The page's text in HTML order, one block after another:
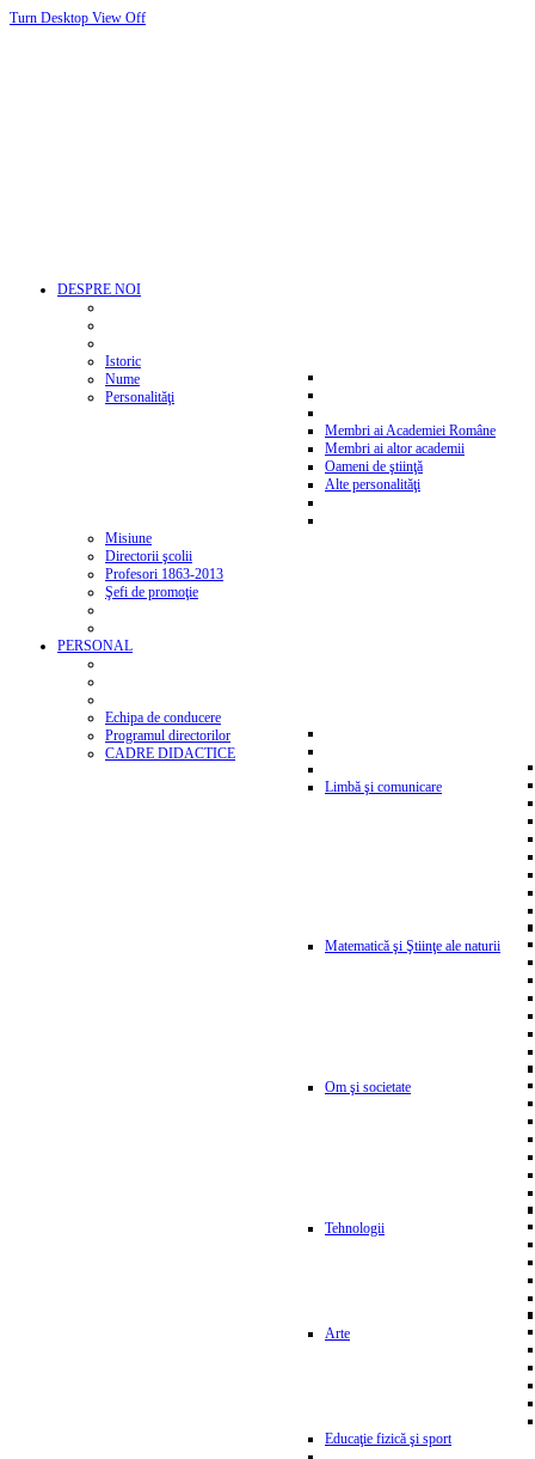
Turn Desktop View Off
DESPRE NOI
Istoric
Nume
Personalităţi
Membri ai Academiei Române
Membri ai altor academii
Oameni de ştiinţă
Alte personalităţi
Misiune
Directorii şcolii
Profesori 1863-2013
Şefi de promoţie
PERSONAL
Echipa de conducere
Programul directorilor
CADRE DIDACTICE
Limbă şi comunicare
Matematică şi Ştiinţe ale naturii
Om şi societate
Tehnologii
Arte
Educaţie fizică şi sport